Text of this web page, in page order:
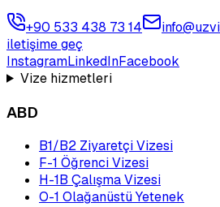
+90 533 438 73 14
iletişime geç
InstagramLinkedInFacebook
Vize hizmetleri
ABD
B1/B2 Ziyaretçi Vizesi
F-1 Öğrenci Vizesi
H-1B Çalışma Vizesi
O-1 Olağanüstü Yetenek